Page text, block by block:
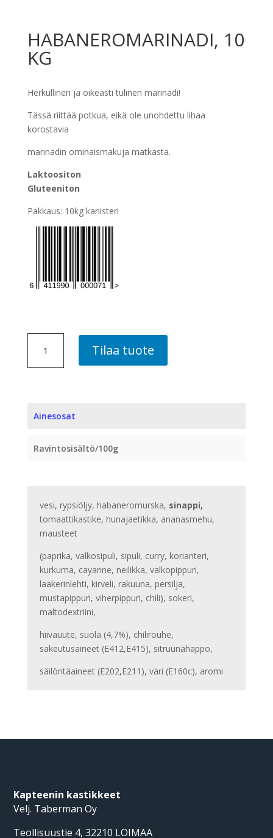
HABANEROMARINADI, 10
KG
Herkullinen ja oikeasti tulinen marinadi!
Tässä riittää potkua, eikä ole unohdettu lihaa
korostavia
marinadin ominaismakuja matkasta.
Laktoositon
Gluteeniton
Pakkaus: 10kg kanisteri
HABANEROMARINADI,
KG
Tilaa tuote
Ainesosat
Ravintosisältö/100g
vesi, rypsiöljy, habaneromurska, sinappi,
tomaattikastike, hunajaetikka, ananasmehu,
mausteet
(paprika, valkosipuli, sipuli, curry, korianteri,
kurkuma, cayanne, neilikka, valkopippuri,
laakerinlehti, kirveli, rakuuna, persilja,
mustapippuri, viherpippuri, chili), sokeri,
maltodextriini,
hiivauute, suola (4,7%), chilirouhe,
sakeutusaineet (E412,E415), sitruunahappo,
säilöntäaineet (E202,E211), väri (E160c), aromi
Kapteenin kastikkeet
Velj. Taberman Oy
Teollisuustie 4, 32210 LOIMAA